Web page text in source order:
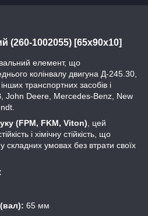
(260-1002055) [65x90x10]
елемент, що
колінвалу двигуна Д-245.30,
транспортних засобів і
John Deere, Mercedes-Benz, New
(FPM, FKM, Viton), цей
і хімічну стійкість, що
умовах без втрати своїх
65 мм